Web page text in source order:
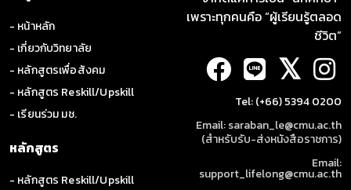
- หน้าหลัก
- เกี่ยวกับวิทยาลัย
- หลักสูตรเพื่อสังคม
- หลักสูตร Reskill/Upskill
- เรียนร่วม มช.
หลักสูตร
- หลักสูตร Reskill/Upskill
เพราะทุกคนคือ “ผู้เรียนรู้ตลอด
ชีวิต”
𝕏
Tel: (+66) 5394 0200
Email: saraban_le@cmu.ac.th
(สำหรับรับ-ส่งหนังสือราชการ)
Email:
support_lifelong@cmu.ac.th